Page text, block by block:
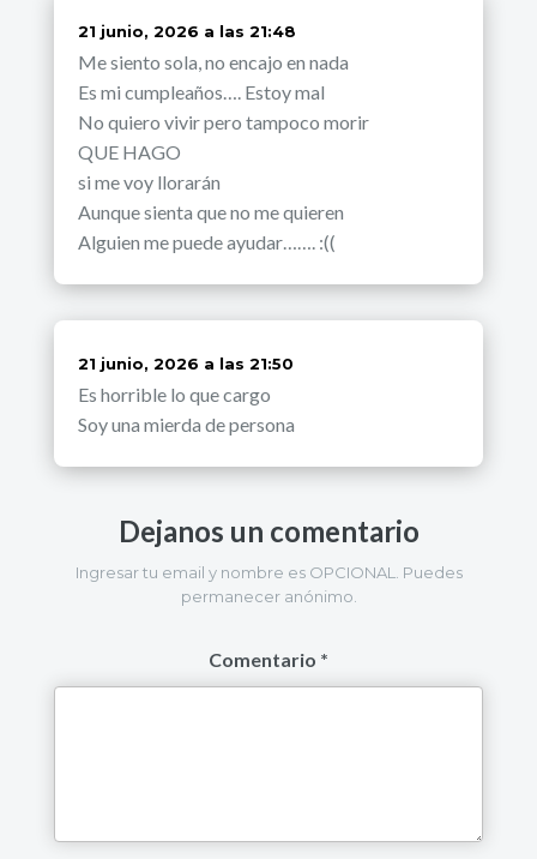
dice:
21 junio, 2026 a las 21:48
Me siento sola, no encajo en nada
Es mi cumpleaños…. Estoy mal
No quiero vivir pero tampoco morir
QUE HAGO
si me voy llorarán
Aunque sienta que no me quieren
Alguien me puede ayudar……. :((
dice:
21 junio, 2026 a las 21:50
Es horrible lo que cargo
Soy una mierda de persona
Dejanos un comentario
Ingresar tu email y nombre es OPCIONAL. Puedes
permanecer anónimo.
Comentario